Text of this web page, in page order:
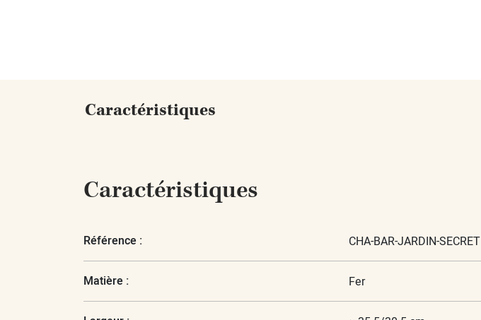
Caractéristiques
Caractéristiques
Référence : CHA-BAR-JARDIN-SECRET
Matière : Fer